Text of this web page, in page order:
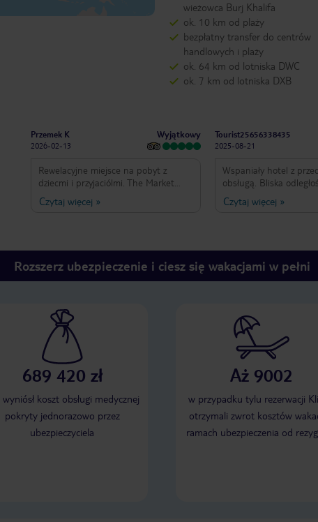
wieżowca Burj Khalifa
ok. 10 km od plaży
bezpłatny transfer do centrów
handlowych i plaży
ok. 64 km od lotniska DWC
ok. 7 km od lotniska DXB
Przemek K
2026-02-13
Wyjątkowy
Rewelacyjne miejsce na pobyt z
dziecmi i przyjaciólmi. The Market
Cafe i VoX pozostana na dlugo w
naszych wspomnieniach.
Czytaj więcej »
Tourist25656338435
2025-08-21
Wspaniały hotel z
obsługą. Bliska
od stacji metra.
przestrzeń całego
profesjonalny. Można
czyszczenie okularów
spa czysta i zadbana.
lepszych hoteli, w jakich
rozrywkowa basenu w
początku roku 2025,
reszta była świetna.
Czytaj więcej »
Rozszerz ubezpieczenie i ciesz się wakacjami w pełni
689 420 zł
koszt obsługi medycznej
pokryty jednorazowo przez
ubezpieczyciela
Aż 9002
w przypadku tylu rezerwacji
otrzymali zwrot kosztów
ramach ubezpieczenia od